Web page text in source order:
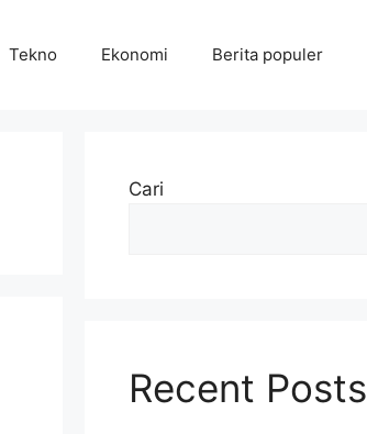
Tekno Ekonomi Berita populer
Cari
Recent Posts